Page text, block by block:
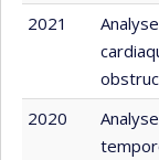
2021
2020